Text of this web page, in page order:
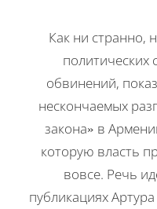
Как ни странно,
политических
обвинений,
нескончаемых
закона» в
которую власть
вовсе. Речь
публикациях